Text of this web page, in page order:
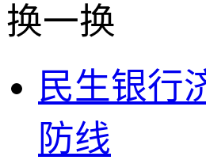
换一换
民生银行
防线